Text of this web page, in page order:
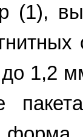
(1),
1,2